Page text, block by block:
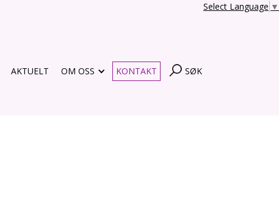
Select Language ▼
AKTUELT OM OSS KONTAKT SØK